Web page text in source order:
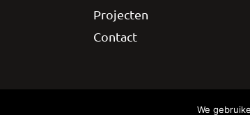
Projecten
Contact
Gerealiseerd doorWe